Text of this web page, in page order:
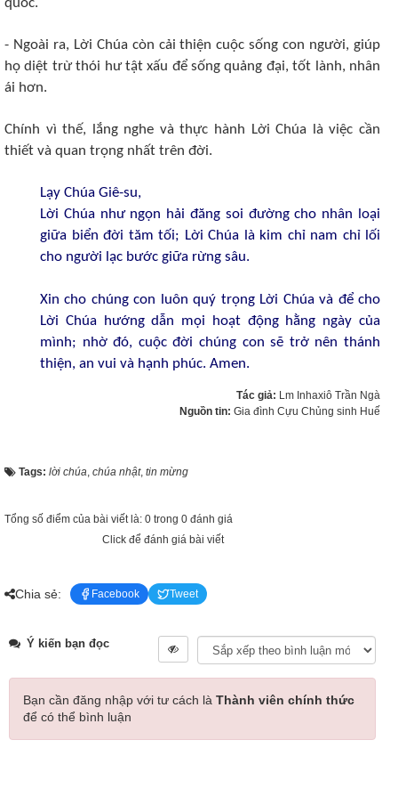
quốc.
- Ngoài ra, Lời Chúa còn cải thiện cuộc sống con người, giúp
họ diệt trừ thói hư tật xấu để sống quảng đại, tốt lành, nhân
ái hơn.
Chính vì thế, lắng nghe và thực hành Lời Chúa là việc cần
thiết và quan trọng nhất trên đời.
Lạy Chúa Giê-su,
Lời Chúa như ngọn hải đăng soi đường cho nhân loại
giữa biển đời tăm tối; Lời Chúa là kim chỉ nam chỉ lối
cho người lạc bước giữa rừng sâu.
Xin cho chúng con luôn quý trọng Lời Chúa và để cho
Lời Chúa hướng dẫn mọi hoạt động hằng ngày của
mình; nhờ đó, cuộc đời chúng con sẽ trở nên thánh
thiện, an vui và hạnh phúc. Amen.
Tác giả: Lm Inhaxiô Trần Ngà
Nguồn tin: Gia đình Cựu Chủng sinh Huế
Tags: lời chúa, chúa nhật, tin mừng
Tổng số điểm của bài viết là: 0 trong 0 đánh giá
Click để đánh giá bài viết
Chia sẻ: Facebook Tweet
Ý kiến bạn đọc
Bạn cần đăng nhập với tư cách là Thành viên chính thức
để có thể bình luận